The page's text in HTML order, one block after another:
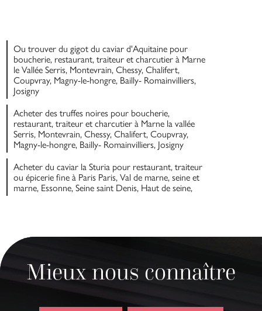
Ou trouver du gigot du caviar d'Aquitaine pour
boucherie, restaurant, traiteur et charcutier à Marne
le Vallée Serris, Montevrain, Chessy, Chalifert,
Coupvray, Magny-le-hongre, Bailly- Romainvilliers,
Josigny
Acheter des truffes noires pour boucherie,
restaurant, traiteur et charcutier à Marne la vallée
Serris, Montevrain, Chessy, Chalifert, Coupvray,
Magny-le-hongre, Bailly- Romainvilliers, Josigny
Acheter du caviar la Sturia pour restaurant, traiteur
ou épicerie fine à Paris Paris, Val de marne, seine et
marne, Essonne, Seine saint Denis, Haut de seine,
Mieux nous connaître